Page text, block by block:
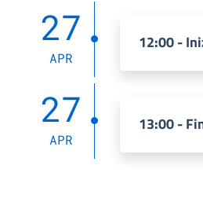
27
APR
12:00 -
27
APR
13:00 -